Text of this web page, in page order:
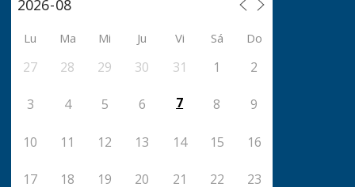
Lu Ma Mi Ju Vi Sá Do
27 28 29 30 31 1 2
3 4 5 6 7 8 9
10 11 12 13 14 15 16
17 18 19 20 21 22 23